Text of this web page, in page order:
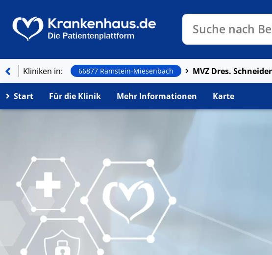
Suche nach
Kliniken in: 66877 Ramstein-Miesenbach
Start Für die Klinik Mehr Informationen Karte